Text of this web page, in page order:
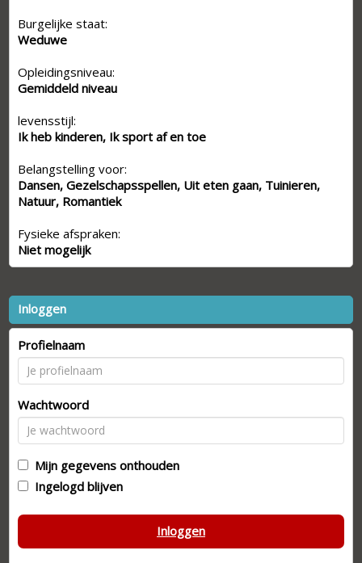
Burgelijke staat:
Weduwe
Opleidingsniveau:
Gemiddeld niveau
levensstijl:
Ik heb kinderen, Ik sport af en toe
Belangstelling voor:
Dansen, Gezelschapsspellen, Uit eten gaan, Tuinieren,
Natuur, Romantiek
Fysieke afspraken:
Niet mogelijk
Inloggen
Profielnaam
Wachtwoord
Mijn gegevens onthouden
Ingelogd blijven
Inloggen